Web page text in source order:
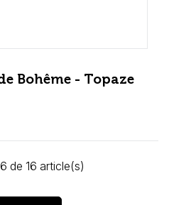
Bohême - Topaze
de 16 article(s)